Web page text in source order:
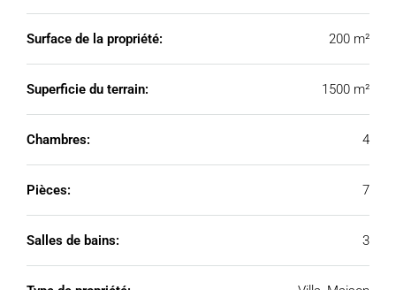
Surface de la propriété: 200 m²
Superficie du terrain: 1500 m²
Chambres: 4
Pièces: 7
Salles de bains: 3